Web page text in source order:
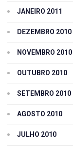
JANEIRO 2011
DEZEMBRO 2010
NOVEMBRO 2010
OUTUBRO 2010
SETEMBRO 2010
AGOSTO 2010
JULHO 2010